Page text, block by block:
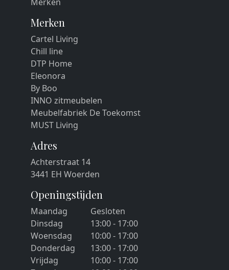
Merken
Cartel Living
Chill line
DTP Home
Eleonora
By Boo
INNO zitmeubelen
Meubelfabriek De Toekomst
MUST Living
Adres
Achterstraat 14
3441 EH Woerden
Openingstijden
Maandag
Gesloten
Dinsdag
13:00 - 17:00
Woensdag
10:00 - 17:00
Donderdag
13:00 - 17:00
Vrijdag
10:00 - 17:00